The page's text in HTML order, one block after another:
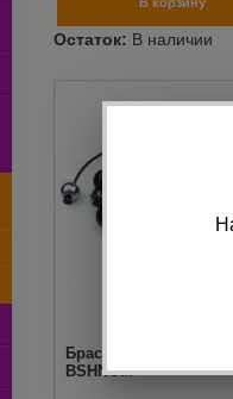
Браслет MR JONES
BSHNGM